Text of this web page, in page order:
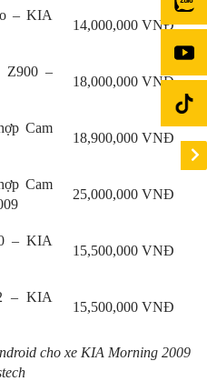
– KIA
14,000,000 VNĐ
Z900 –
18,000,000 VNĐ
Cam
18,900,000 VNĐ
Cam
25,000,000 VNĐ
– KIA
15,500,000 VNĐ
– KIA
15,500,000 VNĐ
cho xe KIA Morning 2009